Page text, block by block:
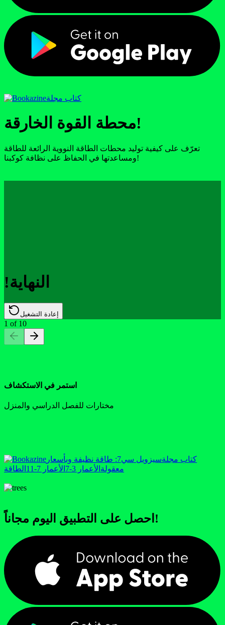
كتاب مجلة
محطة القوة الخارقة!
تعرّف على كيفية توليد محطات الطاقة النووية الرائعة للطاقة
ومساعدتها في الحفاظ على نظافة كوكبنا!
!النهاية
إعادة التشغيل
1 of 10
استمر في الاستكشاف
مختارات للفصل الدراسي والمنزل
كتاب مجلةسيزويل سي 7: طاقة نظيفة وبأسعار
معقولة الأعمار 3-7 الأعمار 7-11 الطاقة
احصل على التطبيق اليوم مجاناً!